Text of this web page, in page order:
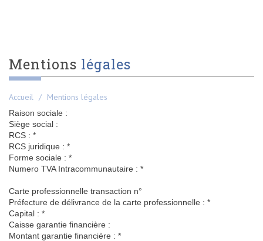
mentions légales
Accueil Mentions légales
Raison sociale :
Siège social :
RCS : *
RCS juridique : *
Forme sociale : *
Numero TVA Intracommunautaire : *
Carte professionnelle transaction n°
Préfecture de délivrance de la carte professionnelle : *
Capital : *
Caisse garantie financière :
Montant garantie financière : *